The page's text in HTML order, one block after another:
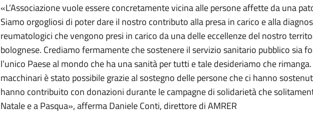
«L’Associazione vuole essere concretamente vicina alle persone affette da una
Siamo orgogliosi di poter dare il nostro contributo alla presa in carico e alla
reumatologici che vengono presi in carico da una delle eccellenze del nostro
bolognese. Crediamo fermamente che sostenere il servizio sanitario pubblico sia
l’unico Paese al mondo che ha una sanità per tutti e tale desideriamo che
macchinari è stato possibile grazie al sostegno delle persone che ci hanno
hanno contribuito con donazioni durante le campagne di solidarietà che
Natale e a Pasqua», afferma Daniele Conti, direttore di AMRER